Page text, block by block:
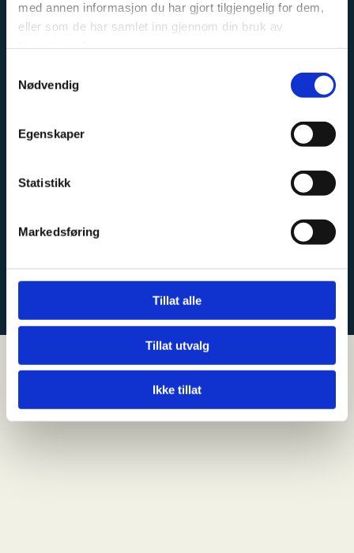
med annen informasjon du har gjort tilgjengelig for dem,
eller som de har samlet inn gjennom din bruk av
Nødvendig
Egenskaper
Statistikk
Markedsføring
Tillat alle
Tillat utvalg
Ikke tillat
Kremmertorvet Sport og Fritid er en fagbutikk, med
stort fokus på sykkel, langrenn og fiske. Vi har erfarne
ansatte, med stor faglig kunnskap innen sine
proffesjonelle sykkellag.
Vi fører sykler fra Cannondale, Haibike, GT og Eddy
Merckx. Ta kontakt for priser og tilgjengelighet, vi
NYHETER